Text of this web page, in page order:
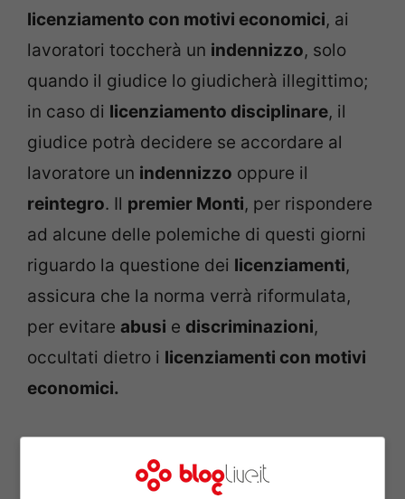
licenziamento con motivi economici, ai
lavoratori toccherà un indennizzo, solo
quando il giudice lo giudicherà illegittimo;
in caso di licenziamento disciplinare, il
giudice potrà decidere se accordare al
lavoratore un indennizzo oppure il
reintegro. Il premier Monti, per rispondere
ad alcune delle polemiche di questi giorni
riguardo la questione dei licenziamenti,
assicura che la norma verrà riformulata,
per evitare abusi e discriminazioni,
occultati dietro i licenziamenti con motivi
economici.